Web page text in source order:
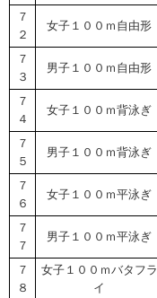
７
２
女子１００ｍ自由形
７
３
男子１００ｍ自由形
７
４
女子１００ｍ背泳ぎ
７
５
男子１００ｍ背泳ぎ
７
６
女子１００ｍ平泳ぎ
７
７
男子１００ｍ平泳ぎ
７
８
女子１００ｍバタフラ
イ